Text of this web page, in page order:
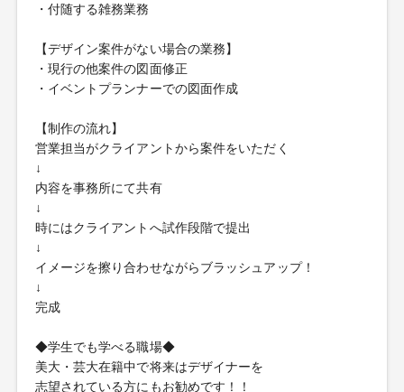
・付随する雑務業務
【デザイン案件がない場合の業務】
・現行の他案件の図面修正
・イベントプランナーでの図面作成
【制作の流れ】
営業担当がクライアントから案件をいただく
↓
内容を事務所にて共有
↓
時にはクライアントへ試作段階で提出
↓
イメージを擦り合わせながらブラッシュアップ！
↓
完成
◆学生でも学べる職場◆
美大・芸大在籍中で将来はデザイナーを
志望されている方にもお勧めです！！